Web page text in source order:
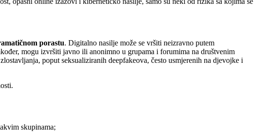
porastu. Digitalno nasilje može se vršiti neizravno putem
mogu izvršiti javno ili anonimno u grupama i forumima na društvenim
poput seksualiziranih deepfakeova, često usmjerenih na djevojke i
skupinama;